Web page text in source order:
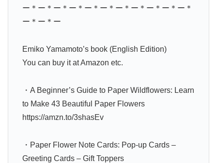
ー＊ー＊ー＊ー＊ー＊ー＊ー＊ー＊ー＊ー＊ー＊
ー＊ー＊ー
Emiko Yamamoto’s book (English Edition)
You can buy it at Amazon etc.
・A Beginner’s Guide to Paper Wildflowers: Learn
to Make 43 Beautiful Paper Flowers
https://amzn.to/3shasEv
・Paper Flower Note Cards: Pop-up Cards –
Greeting Cards – Gift Toppers